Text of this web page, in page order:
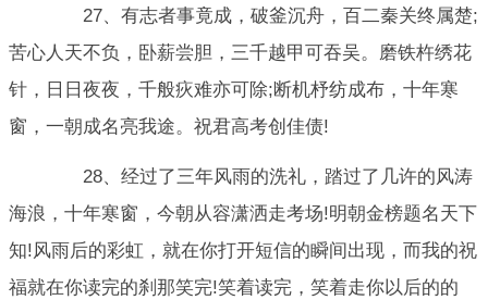
27、有志者事竟成，破釜沉舟，百二秦关终属楚;
苦心人天不负，卧薪尝胆，三千越甲可吞吴。磨铁杵绣花
针，日日夜夜，千般疢难亦可除;断机杼纺成布，十年寒
窗，一朝成名亮我途。祝君高考创佳债!
28、经过了三年风雨的洗礼，踏过了几许的风涛
海浪，十年寒窗，今朝从容潇洒走考场!明朝金榜题名天下
知!风雨后的彩虹，就在你打开短信的瞬间出现，而我的祝
福就在你读完的刹那笑完!笑着读完，笑着走你以后的的